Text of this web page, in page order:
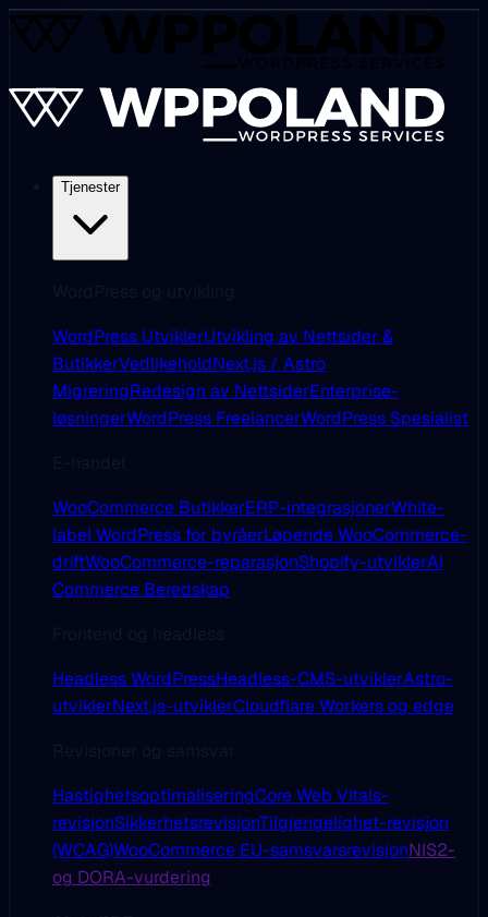
Tjenester
WordPress UtviklerUtvikling av Nettsider &
ButikkerVedlikeholdNext.js / Astro
MigreringRedesign av NettsiderEnterprise-
løsningerWordPress FreelancerWordPress Spesialist
WooCommerce ButikkerERP-integrasjonerWhite-
label WordPress for byråerLøpende WooCommerce-
driftWooCommerce-reparasjonShopify-utviklerAI
Commerce Beredskap
Headless WordPressHeadless-CMS-utviklerAstro-
utviklerNext.js-utviklerCloudflare Workers og edge
HastighetsoptimaliseringCore Web Vitals-
revisjonSikkerhetsrevisjonTilgjengelighet-revisjon
(WCAG)WooCommerce EU-samsvarsrevisjonNIS2-
og DORA-vurdering